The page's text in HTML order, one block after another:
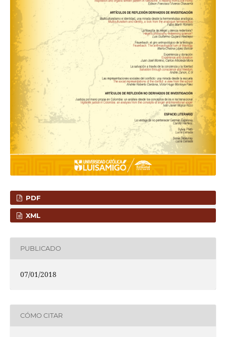
PDF
XML
PUBLICADO
07/01/2018
CÓMO CITAR